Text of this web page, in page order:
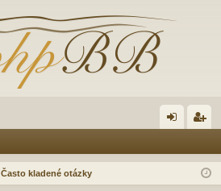
lá ist
Často kladené otázky